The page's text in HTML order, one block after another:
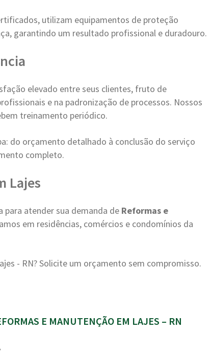
utilizam equipamentos de proteção
garantindo um resultado profissional e duradouro.
elevado entre seus clientes, fruto de
e na padronização de processos. Nossos
treinamento periódico.
do orçamento detalhado à conclusão do serviço
completo.
Lajes
para atender sua demanda de Reformas e
em residências, comércios e condomínios da
- RN? Solicite um orçamento sem compromisso.
E MANUTENÇÃO EM LAJES – RN